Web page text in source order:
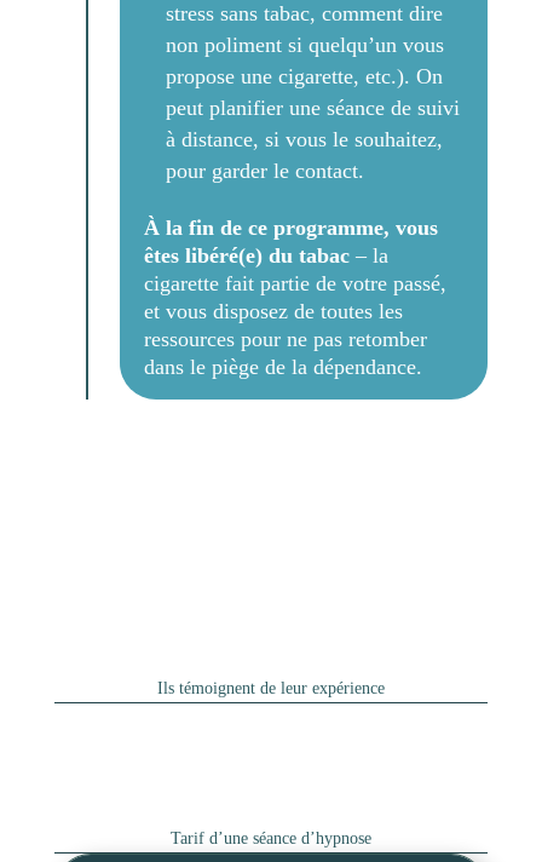
stress sans tabac, comment dire
non poliment si quelqu’un vous
propose une cigarette, etc.). On
peut planifier une séance de suivi
à distance, si vous le souhaitez,
pour garder le contact.
À la fin de ce programme, vous
êtes libéré(e) du tabac– la
cigarette fait partie de votre passé,
et vous disposez de toutes les
ressources pour ne pas retomber
dans le piège de la dépendance.
Ils témoignent de leur expérience
Tarif d’une séance d’hypnose